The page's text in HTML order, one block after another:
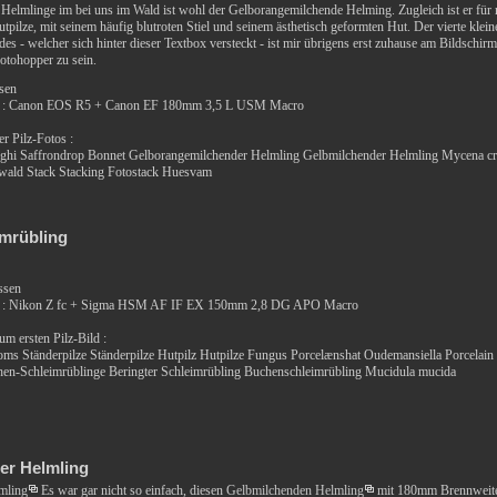
im bei uns im Wald ist wohl der Gelborangemilchende Helming. Zugleich ist er für
mit seinem häufig blutroten Stiel und seinem ästhetisch geformten Hut. Der vierte
- welcher sich hinter dieser Textbox versteckt - ist mir übrigens erst zuhause am
zu sein.
: Canon EOS R5 + Canon EF 180mm 3,5 L USM Macro
Pilz-Fotos :
Saffrondrop Bonnet Gelborangemilchender Helmling Gelbmilchender Helmling Mycena
Stack Stacking Fotostack Huesvam
: Nikon Z fc + Sigma HSM AF IF EX 150mm 2,8 DG APO Macro
ersten Pilz-Bild :
Ständerpilze Ständerpilze Hutpilz Hutpilze Fungus Porcelænshat Oudemansiella
Schleimrüblinge Beringter Schleimrübling Buchenschleimrübling Mucidula mucida
Helmling
Es war gar nicht so einfach, diesenGelbmilchenden Helmling mit 180mm